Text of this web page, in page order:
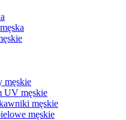
męskie
UV męskie
męskie
męskie